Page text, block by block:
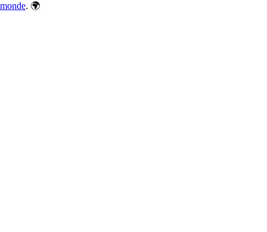
monde. 🌍